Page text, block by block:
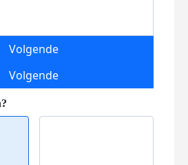
Volgende
Volgende